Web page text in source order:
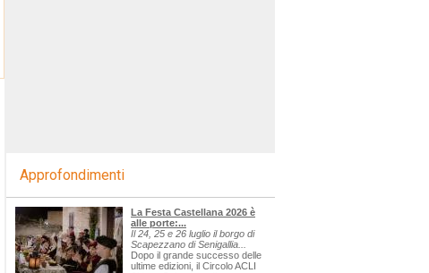
Approfondimenti
La Festa Castellana 2026 è
alle porte:...
Il 24, 25 e 26 luglio il borgo di
Scapezzano di Senigallia...
Dopo il grande successo delle
ultime edizioni, il Circolo ACLI